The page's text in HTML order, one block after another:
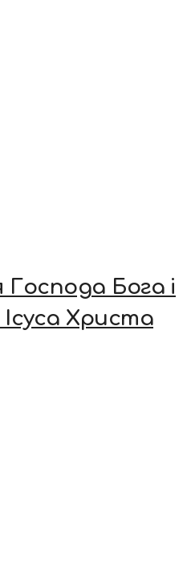
Бога і
Христа